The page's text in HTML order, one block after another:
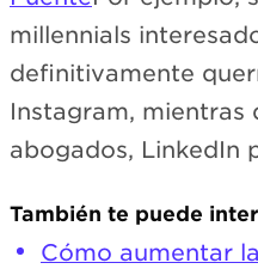
millennials
definitivamente
Instagram, mientras
abogados, LinkedIn
También te puede
Cómo aumentar